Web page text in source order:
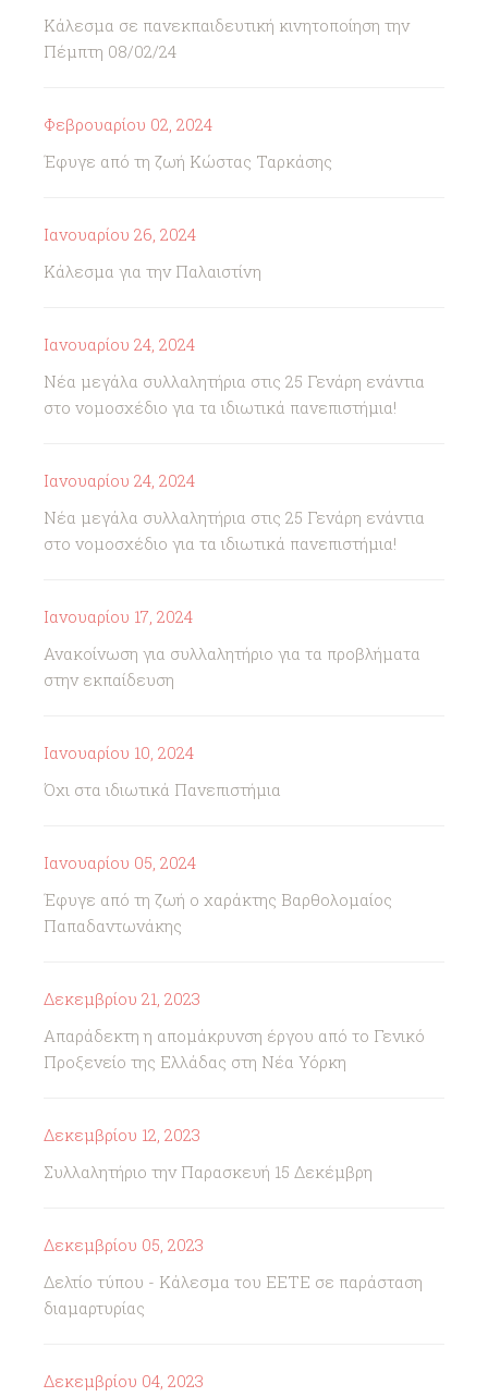
Κάλεσμα σε πανεκπαιδευτική κινητοποίηση την
Πέμπτη 08/02/24
Φεβρουαρίου 02, 2024
Έφυγε από τη ζωή Κώστας Ταρκάσης
Ιανουαρίου 26, 2024
Κάλεσμα για την Παλαιστίνη
Ιανουαρίου 24, 2024
Νέα μεγάλα συλλαλητήρια στις 25 Γενάρη ενάντια
στο νομοσχέδιο για τα ιδιωτικά πανεπιστήμια!
Ιανουαρίου 24, 2024
Νέα μεγάλα συλλαλητήρια στις 25 Γενάρη ενάντια
στο νομοσχέδιο για τα ιδιωτικά πανεπιστήμια!
Ιανουαρίου 17, 2024
Ανακοίνωση για συλλαλητήριο για τα προβλήματα
στην εκπαίδευση
Ιανουαρίου 10, 2024
Όχι στα ιδιωτικά Πανεπιστήμια
Ιανουαρίου 05, 2024
Έφυγε από τη ζωή ο χαράκτης Βαρθολομαίος
Παπαδαντωνάκης
Δεκεμβρίου 21, 2023
Απαράδεκτη η απομάκρυνση έργου από το Γενικό
Προξενείο της Ελλάδας στη Νέα Υόρκη
Δεκεμβρίου 12, 2023
Συλλαλητήριο την Παρασκευή 15 Δεκέμβρη
Δεκεμβρίου 05, 2023
Δελτίο τύπου - Κάλεσμα του ΕΕΤΕ σε παράσταση
διαμαρτυρίας
Δεκεμβρίου 04, 2023